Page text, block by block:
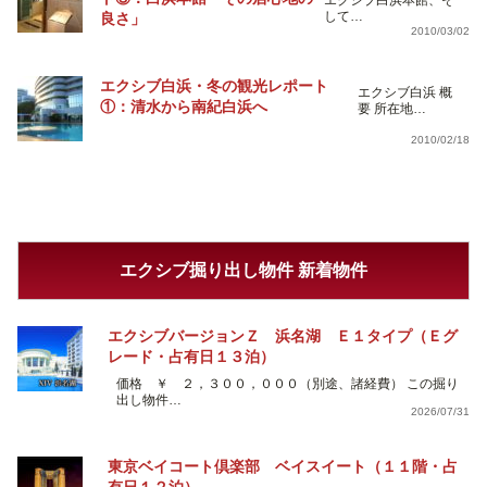
良さ」
して…
2010/03/02
エクシブ白浜・冬の観光レポート
①：清水から南紀白浜へ
エクシブ白浜 概
要 所在地…
2010/02/18
エクシブ掘り出し物件 新着物件
エクシブバージョンＺ 浜名湖 Ｅ１タイプ（Ｅグ
レード・占有日１３泊）
価格 ￥ ２，３００，０００（別途、諸経費） この掘り
出し物件…
2026/07/31
東京ベイコート倶楽部 ベイスイート（１１階・占